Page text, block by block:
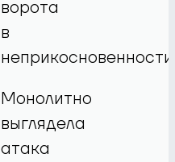
ворота
в
Монолитно
выглядела
атака